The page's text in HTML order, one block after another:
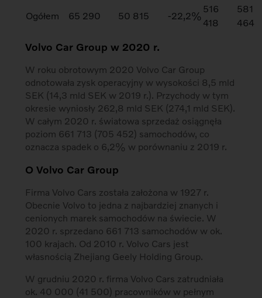
Ogółem 65 290 50 815 -22,2%
516
418
581
464
Volvo Car Group w 2020 r.
W roku obrotowym 2020 Volvo Car Group
odnotowała zysk operacyjny w wysokości 8,5 mld
SEK (14,3 mld SEK w 2019 r.). Przychody w tym
okresie wyniosły 262,8 mld SEK (274,1 mld SEK).
W całym 2020 r. światowa sprzedaż osiągnęła
poziom 661 713 (705 452) samochodów, co
oznacza spadek o 6,2% w porównaniu z 2019 r.
O Volvo Car Group
Firma Volvo Cars została założona w 1927 r.
Obecnie Volvo to jedna z najbardziej znanych i
cenionych marek samochodów na świecie. W
2020 r. sprzedano 661 713 samochodów w ok.
100 krajach. Od 2010 r. Volvo Cars jest
własnością Zhejiang Geely Holding Group.
W grudniu 2020 r. firma Volvo Cars zatrudniała
ok. 40 000 (41 500) pracowników w pełnym